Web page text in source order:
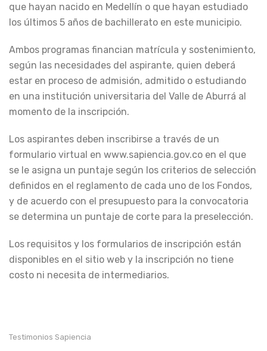
que hayan nacido en Medellín o que hayan estudiado
los últimos 5 años de bachillerato en este municipio.
Ambos programas financian matrícula y sostenimiento,
según las necesidades del aspirante, quien deberá
estar en proceso de admisión, admitido o estudiando
en una institución universitaria del Valle de Aburrá al
momento de la inscripción.
Los aspirantes deben inscribirse a través de un
formulario virtual en www.sapiencia.gov.co en el que
se le asigna un puntaje según los criterios de selección
definidos en el reglamento de cada uno de los Fondos,
y de acuerdo con el presupuesto para la convocatoria
se determina un puntaje de corte para la preselección.
Los requisitos y los formularios de inscripción están
disponibles en el sitio web y la inscripción no tiene
costo ni necesita de intermediarios.
Testimonios Sapiencia